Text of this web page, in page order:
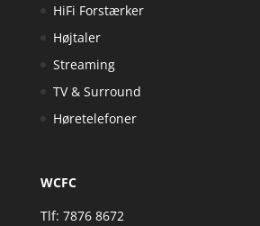
HiFi Forstærker
Højtaler
Streaming
TV & Surround
Høretelefoner
WCFC
Tlf: 7876 8672